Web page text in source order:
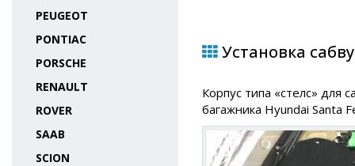
PEUGEOT
PONTIAC
PORSCHE
RENAULT
ROVER
SAAB
SCION
Установка
Корпус типа «стелс» для
багажника Hyundai Santa